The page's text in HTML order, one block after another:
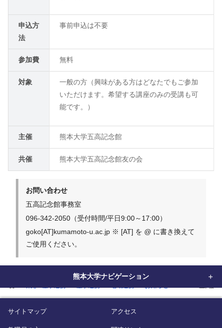
申込方
法
事前申込は不要
参加費 無料
対象
一般の方（興味がある方はどなたでもご参加
いただけます。希望する講座のみの受講も可
能です。）
主催 熊本大学五高記念館
共催 熊本大学五高記念館友の会
お問い合わせ
五高記念館事務室
096-342-2050（受付時間/平日9:00～17:00）
goko[AT]kumamoto-u.ac.jp ※ [AT] を @ に書き換えて
ご使用ください。
熊本大学ナビゲーション
サイトマップ アクセス